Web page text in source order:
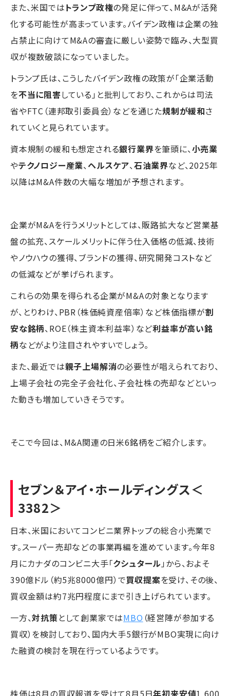
また、米国ではトランプ政権の発足に伴って、M&Aが活発
化する可能性が高まっています。バイデン政権は企業の独
占禁止に向けてM&Aの審査に厳しい姿勢で臨み、大型買
収が複数破談になっていました。
トランプ氏は、こうしたバイデン政権の政策が「企業活動
を不当に阻害している」と批判しており、これからは司法
省やFTC（連邦取引委員会）などを通じた規制が緩和さ
れていくと見られています。
資本規制の緩和も想定される銀行業界を筆頭に、小売業
やテクノロジー産業、ヘルスケア、石油業界など、2025年
以降はM&A件数の大幅な増加が予想されます。
企業がM&Aを行うメリットとしては、販路拡大など営業基
盤の拡充、スケールメリットに伴う仕入価格の低減、技術
やノウハウの獲得、ブランドの獲得、研究開発コストなど
の低減などが挙げられます。
これらの効果を得られる企業がM&Aの対象となります
が、とりわけ、PBR（株価純資産倍率）など株価指標が割
安な銘柄、ROE（株主資本利益率）など利益率が高い銘
柄などがより注目されやすいでしょう。
また、最近では親子上場解消の必要性が唱えられており、
上場子会社の完全子会社化、子会社株の売却などといっ
た動きも増加していきそうです。
そこで今回は、M&A関連の日米6銘柄をご紹介します。
セブン＆アイ・ホールディングス＜
3382＞
日本、米国においてコンビニ業界トップの総合小売業で
す。スーパー売却などの事業再編を進めています。今年8
月にカナダのコンビニ大手「クシュタール 」から、およそ
390億ドル（約5兆8000億円）で買収提案を受け、その後、
買収金額は約7兆円程度にまで引き上げられています。
一方、対抗策として創業家ではMBO （経営陣が参加する
買収）を検討しており、国内大手5銀行がMBO実現に向け
た融資の検討を現在行っているようです。
株価は8月の買収報道を受けて8月5日年初来安値1,600